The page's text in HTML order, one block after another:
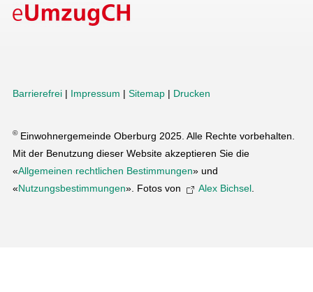
©Einwohnergemeinde Oberburg 2025. Alle Rechte vorbehalten.
Mit der Benutzung dieser Website akzeptieren Sie die
«Allgemeinen rechtlichen Bestimmungen» und
«Nutzungsbestimmungen». Fotos von Alex Bichsel.
Barrierefrei | Impressum | Sitemap | Drucken